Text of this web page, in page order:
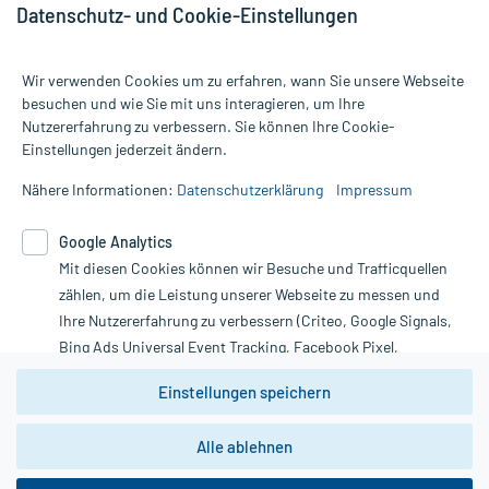
Alle Preise gelten inkl. MwSt., ggf. zzgl. Versandkosten
Informationen auf dieser Website werden ausschließlich für
die Untersuchung und Behandlung durch einen Arzt. Bitte
Therapien eingeleitet werden können. | Diese Webseite benutzt
Google Analytics. Lesen Sie bitte dazu die wichtigen Hinweise in
unserer Datenschutzerklärung. Für den Widerruf einer Bestellung
nutzen Sie das Formular:
Vertrag widerrufen
*Hinweise zu unseren Aktionen und Bewertungen
Datenschutz- und Cookie-Einstellungen
Wir verwenden Cookies um zu erfahren, wann Sie unsere Webseite
besuchen und wie Sie mit uns interagieren, um Ihre
Nutzererfahrung zu verbessern. Sie können Ihre Cookie-
Einstellungen jederzeit ändern.
Nähere Informationen: Datenschutzerklärung Impressum
Google Analytics
Mit diesen Cookies können wir Besuche und Trafficquellen
zählen, um die Leistung unserer Webseite zu messen und
Ihre Nutzererfahrung zu verbessern (Criteo, Google Signals,
Bing Ads Universal Event Tracking, Facebook Pixel,
Youtube-Social Plugin).
Wir weisen darauf hin, dass die
zwingend den Europäischen Anforderungen gem. EU-
DSGVO genügen und ein Datentransfer in Drittstaaten bzw.
Einstellungen speichern
Alle ablehnen